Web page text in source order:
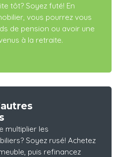
tôt? Soyez futé! En
vous pourrez vous
de pension ou avoir une
à la retraite.
multiplier les
Soyez rusé! Achetez
puis refinancez